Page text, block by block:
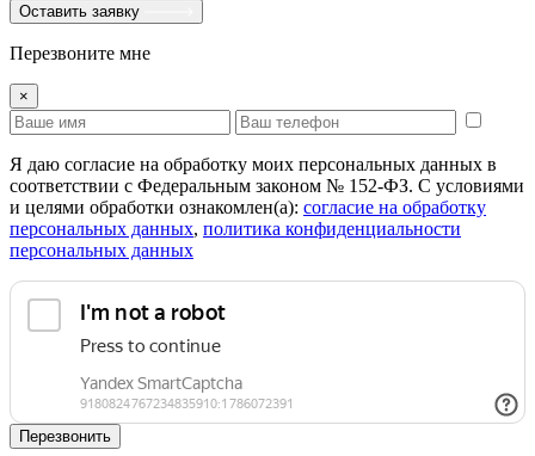
Оставить заявку
Перезвоните мне
×
Я даю согласие на обработку моих персональных данных в
соответствии с Федеральным законом № 152-ФЗ. С условиями
и целями обработки ознакомлен(а): cогласие на обработку
персональных данных, политика конфиденциальности
персональных данных
Перезвонить